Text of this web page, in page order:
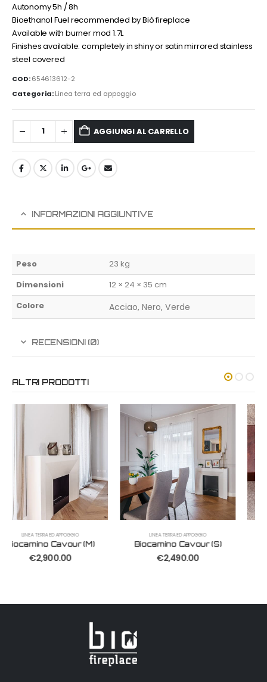
Autonomy 5h / 8h
Bioethanol Fuel recommended by Biò fireplace
Available with burner mod 1.7L
Finishes available: completely in shiny or satin mirrored stainless
steel covered
COD:654613612-2
Categoria:Linea terra ed appoggio
AGGIUNGI AL CARRELLO
INFORMAZIONI AGGIUNTIVE
Peso
23 kg
Dimensioni
12 × 24 × 35 cm
Colore
Acciao, Nero, Verde
RECENSIONI (0)
ALTRI PRODOTTI
LINEA TERRA ED APPOGGIO
Biocamino Cavour (S)
€2,490.00
LINEA TERRA ED APPOGGIO
Jolly
€1,100.00